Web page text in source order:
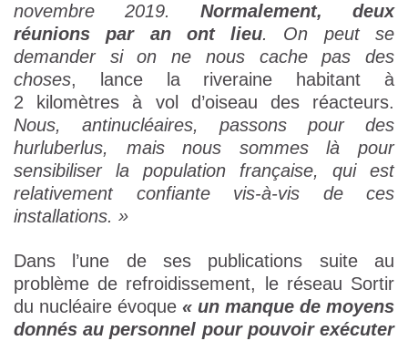
novembre 2019. Normalement, deux
réunions par an ont lieu. On peut se
demander si on ne nous cache pas des
choses, lance la riveraine habitant à
2 kilomètres à vol d’oiseau des réacteurs.
Nous, antinucléaires, passons pour des
hurluberlus, mais nous sommes là pour
sensibiliser la population française, qui est
relativement confiante vis-à-vis de ces
installations. »
Dans l’une de ses publications suite au
problème de refroidissement, le réseau Sortir
du nucléaire évoque « un manque de moyens
donnés au personnel pour pouvoir exécuter